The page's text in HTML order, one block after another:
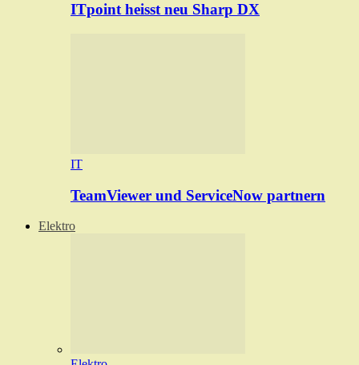
ITpoint heisst neu Sharp DX
IT
TeamViewer und ServiceNow partnern
Elektro